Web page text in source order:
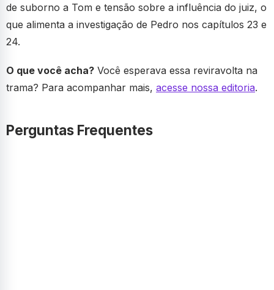
de suborno a Tom e tensão sobre a influência do juiz, o
que alimenta a investigação de Pedro nos capítulos 23 e
24.
O que você acha? Você esperava essa reviravolta na
trama? Para acompanhar mais, acesse nossa editoria.
Perguntas Frequentes